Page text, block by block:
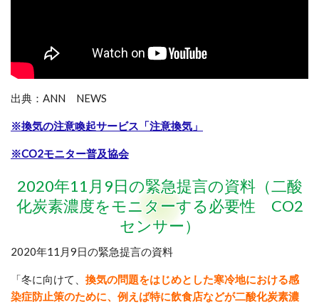
出典：ANN NEWS
※換気の注意喚起サービス「注意換気」
※CO2モニター普及協会
2020年11月9日の緊急提言の資料（二酸
化炭素濃度をモニターする必要性 CO2
センサー）
2020年11月9日の緊急提言の資料
「冬に向けて、 換気の問題をはじめとした寒冷地における感
染症防止策のために、例えば特に飲食店などが二酸化炭素濃